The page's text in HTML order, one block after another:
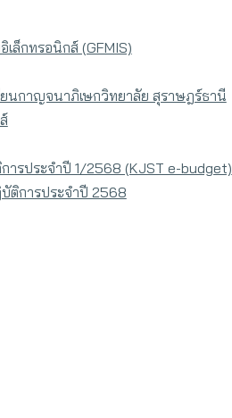
ล็กทรอนิกส์ (GFMIS)
ยนกาญจนาภิเษกวิทยาลัย สุราษฎร์ธานี
รประจำปี 1/2568 (KJST e-budget)
ติการประจำปี 2568